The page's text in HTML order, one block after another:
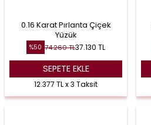
0.16 Karat Pırlanta Çiçek
Yüzük
%50 74.260TL37.130 TL
SEPETE EKLE
12.377 TL x 3 Taksit